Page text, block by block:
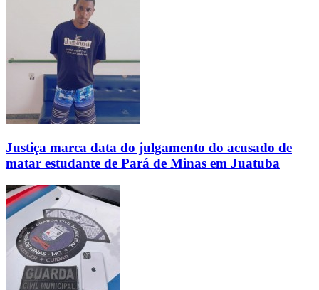
Justiça marca data do julgamento do acusado de
matar estudante de Pará de Minas em Juatuba